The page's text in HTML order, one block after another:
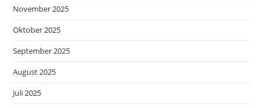
November 2025
Oktober 2025
September 2025
August 2025
Juli 2025